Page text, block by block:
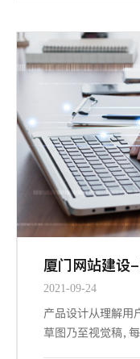
厦门网站建设
2021-09-24
产品设计从理解用
草图乃至视觉稿，